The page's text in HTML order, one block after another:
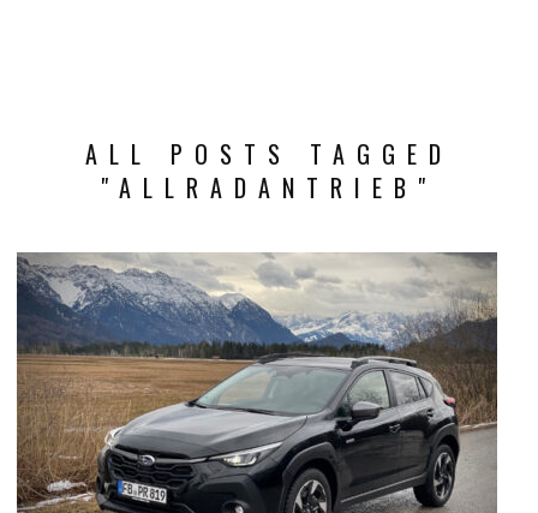
ALL POSTS TAGGED
"ALLRADANTRIEB"